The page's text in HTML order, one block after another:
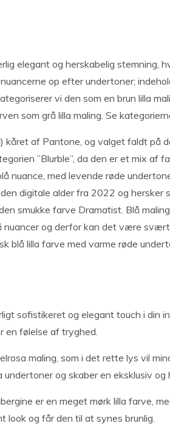
elegant og herskabelig stemning,
op efter undertoner;
vi den som en brun lilla
som grå lilla maling. Se
af Pantone, og valget faldt på
”Blurble”, da den er et mix af
nuance, med levende røde
digitale alder fra 2022 og hersker
smukke farve Dramatist. Blå
nuancer og derfor kan det være
blå lilla farve med varme røde
sofistikeret og elegant touch i din
en følelse af tryghed.
maling, som i det rette lys vil
undertoner og skaber en eksklusiv
er en meget mørk lilla farve,
look og får den til at synes brunlig.